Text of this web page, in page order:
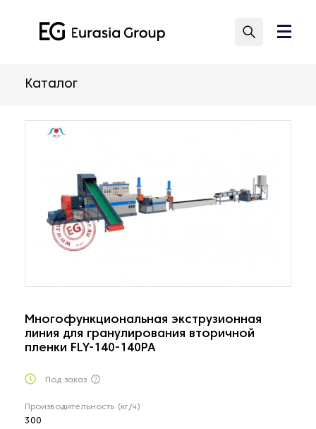
Каталог
Многофункциональная экструзионная
линия для гранулирования вторичной
пленки FLY-140-140PA
Под заказ
Производительность (кг/ч)
300